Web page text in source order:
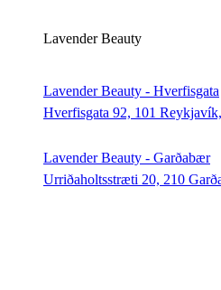
Lavender Beauty
Lavender Beauty - Hverfisgata
Hverfisgata 92, 101
Lavender Beauty - Garðabær
Urriðaholtsstræti 20, 210